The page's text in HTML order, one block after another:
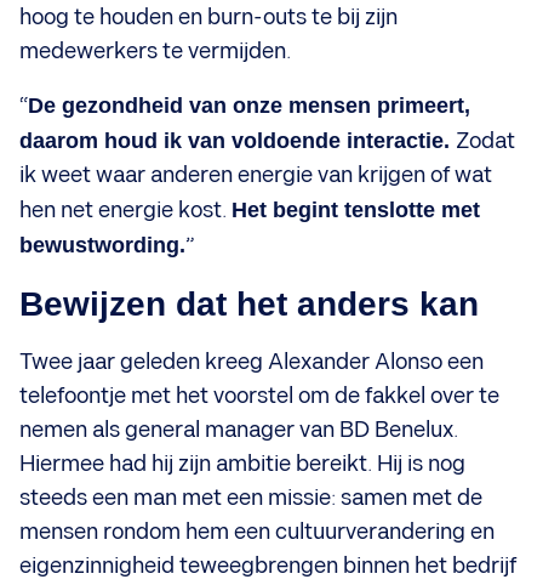
hoog te houden en burn-outs te bij zijn
medewerkers te vermijden.
“De gezondheid van onze mensen primeert,
daarom houd ik van voldoende interactie. Zodat
ik weet waar anderen energie van krijgen of wat
hen net energie kost. Het begint tenslotte met
bewustwording.”
Bewijzen dat het anders kan
Twee jaar geleden kreeg Alexander Alonso een
telefoontje met het voorstel om de fakkel over te
nemen als general manager van BD Benelux.
Hiermee had hij zijn ambitie bereikt. Hij is nog
steeds een man met een missie: samen met de
mensen rondom hem een cultuurverandering en
eigenzinnigheid teweegbrengen binnen het bedrijf